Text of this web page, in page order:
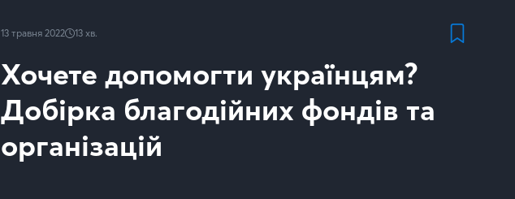
13 травня 2022 13 хв.
Хочете допомогти українцям?
Добірка благодійних фондів та
організацій